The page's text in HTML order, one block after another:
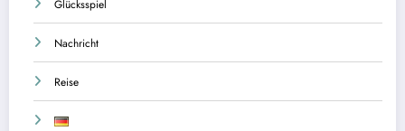
Glücksspiel
Nachricht
Reise